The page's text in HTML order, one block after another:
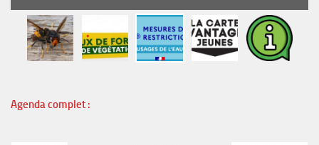
READ MORE
Agenda complet :